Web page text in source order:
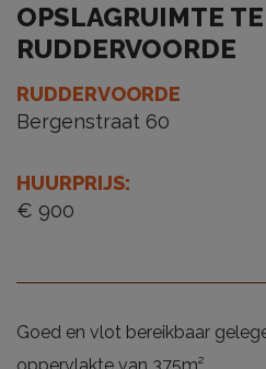
OPSLAGRUIMTE TE
RUDDERVOORDE
RUDDERVOORDE
Bergenstraat 60
HUURPRIJS:
€ 900
Goed en vlot bereikbaar